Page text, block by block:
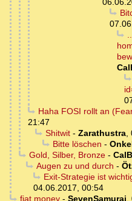
Haha FOSI rollt an
21:47
Shitwit- Zarathustra,
Bitte löschen -
Gold, Silber, Bronze-
Augen zu und durch -
Exit-Strategie ist
04.06.2017, 00:54
fiat money- SevenSamurai,